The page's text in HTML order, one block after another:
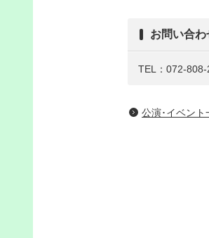
お問い合わ
TEL：072-808-
公演･イベント